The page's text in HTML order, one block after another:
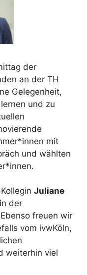
der
an der TH
Gelegenheit,
und zu
mit
und wählten
Juliane
der
freuen wir
vom ivwKöln,
weiterhin viel